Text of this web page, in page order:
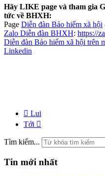
Hãy LIKE page và tham gia
tức về BHXH:
Page Diễn đàn Bảo hiểm xã hội
Zalo Diễn đàn BHXH: https://
Diễn đàn Bảo hiểm xã hội trên
Linkedin
Lui
Tới
Tìm kiếm...
Tin mới nhất